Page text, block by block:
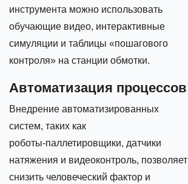
инструмента можно использовать
обучающие видео, интерактивные
симуляции и таблицы «пошагового
контроля» на станции обмотки.
Автоматизация процессов
Внедрение автоматизированных
систем, таких как
роботы‑паллетировщики, датчики
натяжения и видеоконтроль, позволяет
снизить человеческий фактор и